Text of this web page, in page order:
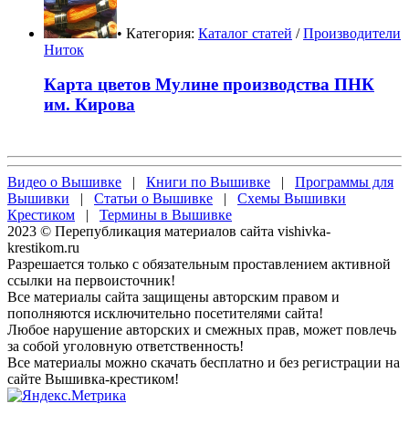
• Категория: Каталог статей /Производители
Ниток
Карта цветов Мулине производства ПНК
им. Кирова
Видео о Вышивке | Книги по Вышивке | Программы для
Вышивки | Статьи о Вышивке | Схемы Вышивки
Крестиком | Термины в Вышивке
2023 © Перепубликация материалов сайта vishivka-
krestikom.ru
Разрешается только с обязательным проставлением активной
ссылки на первоисточник!
Все материалы сайта защищены авторским правом и
пополняются исключительно посетителями сайта!
Любое нарушение авторских и смежных прав, может повлечь
за собой уголовную ответственность!
Все материалы можно скачать бесплатно и без регистрации на
сайте Вышивка-крестиком!